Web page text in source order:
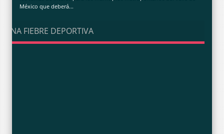
México que deberá...
UNA FIEBRE DEPORTIVA